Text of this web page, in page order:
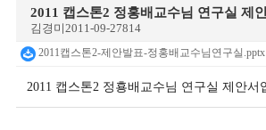
2011 캡스톤2 정홍배교수님 연구실 제
김경미2011-09-27814
2011캡스톤2-제안발표-정홍배교수님연구실.pptx
2011 캡스톤2 정횽배교수님 연구실 제안서